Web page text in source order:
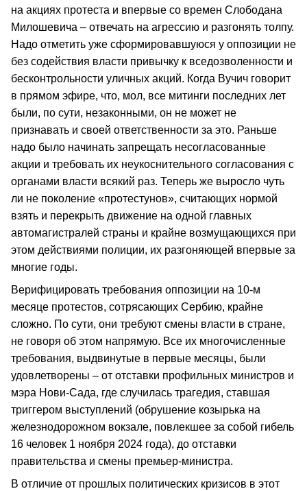
на акциях протеста и впервые со времен Слободана
Милошевича – отвечать на агрессию и разгонять толпу.
Надо отметить уже сформировавшуюся у оппозиции не
без содействия власти привычку к вседозволенности и
бесконтрольности уличных акций. Когда Вучич говорит
в прямом эфире, что, мол, все митинги последних лет
были, по сути, незаконными, он не может не
признавать и своей ответственности за это. Раньше
надо было начинать запрещать несогласованные
акции и требовать их неукоснительного согласования с
органами власти всякий раз. Теперь же выросло чуть
ли не поколение «протестунов», считающих нормой
взять и перекрыть движение на одной главных
автомагистралей страны и крайне возмущающихся при
этом действиями полиции, их разгоняющей впервые за
многие годы.
Верифицировать требования оппозиции на 10-м
месяце протестов, сотрясающих Сербию, крайне
сложно. По сути, они требуют смены власти в стране,
не говоря об этом напрямую. Все их многочисленные
требования, выдвинутые в первые месяцы, были
удовлетворены – от отставки профильных министров и
мэра Нови-Сада, где случилась трагедия, ставшая
триггером выступлений (обрушение козырька на
железнодорожном вокзале, повлекшее за собой гибель
16 человек 1 ноября 2024 года), до отставки
правительства и смены премьер-министра.
В отличие от прошлых политических кризисов в этот